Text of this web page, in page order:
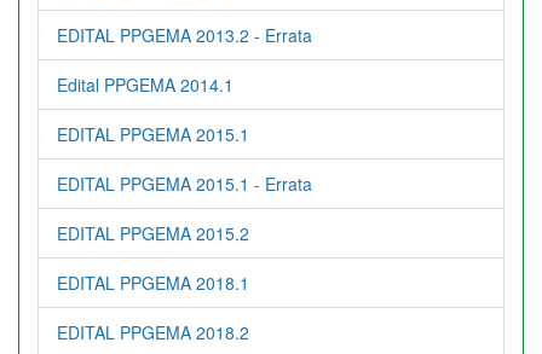
EDITAL PPGEMA 2013.2 - Errata
Edital PPGEMA 2014.1
EDITAL PPGEMA 2015.1
EDITAL PPGEMA 2015.1 - Errata
EDITAL PPGEMA 2015.2
EDITAL PPGEMA 2018.1
EDITAL PPGEMA 2018.2